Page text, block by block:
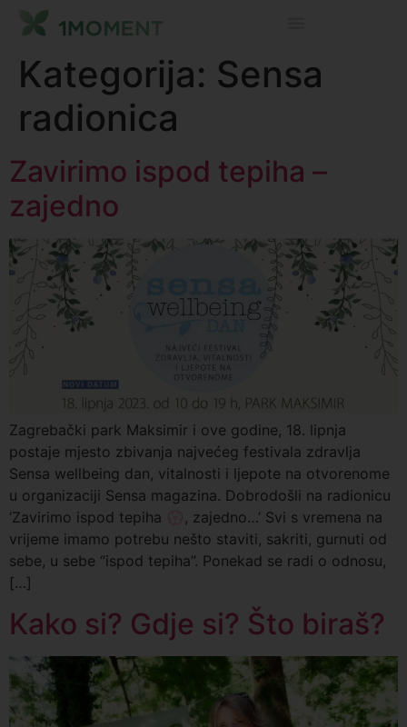
Kategorija: Sensa
radionica
Zavirimo ispod tepiha –
zajedno
Zagrebački park Maksimir i ove godine, 18. lipnja
postaje mjesto zbivanja najvećeg festivala zdravlja
Sensa wellbeing dan, vitalnosti i ljepote na otvorenome
u organizaciji Sensa magazina. Dobrodošli na radionicu
‘Zavirimo ispod tepiha 💮, zajedno…’ Svi s vremena na
vrijeme imamo potrebu nešto staviti, sakriti, gurnuti od
sebe, u sebe “ispod tepiha”. Ponekad se radi o odnosu,
[…]
Kako si? Gdje si? Što biraš?